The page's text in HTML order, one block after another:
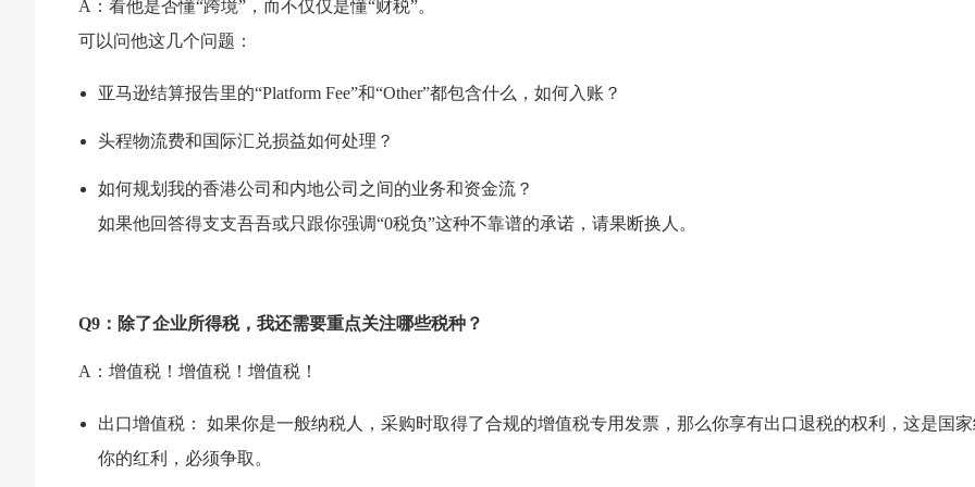
A：看他是否懂“跨境”，而不仅仅是懂“财税”。
可以问他这几个问题：
亚马逊结算报告里的“Platform Fee”和“Other”都包含什么，如何入账？
头程物流费和国际汇兑损益如何处理？
如何规划我的香港公司和内地公司之间的业务和资金流？
如果他回答得支支吾吾或只跟你强调“0税负”这种不靠谱的承诺，请果断换人。
Q9：除了企业所得税，我还需要重点关注哪些税种？
A：增值税！增值税！增值税！
出口增值税： 如果你是一般纳税人，采购时取得了合规的增值税专用发票，那么你享有出口退税的权利，这是国
你的红利，必须争取。